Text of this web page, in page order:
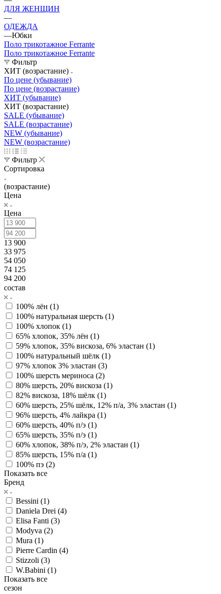
ДЛЯ ЖЕНЩИН
—
ОДЕЖДА
—Юбки
Поло трикотажное Ferrante
Поло трикотажное Ferrante
Фильтр
ХИТ (возрастание)
По цене (убывание)
По цене (возрастание)
ХИТ (убывание)
ХИТ (возрастание)
SALE (убывание)
SALE (возрастание)
NEW (убывание)
NEW (возрастание)
Фильтр
Сортировка
(возрастание)
Цена
Цена
13 900
33 975
54 050
74 125
94 200
состав
100% лён (1)
100% натуральная шерсть (1)
100% хлопок (1)
65% хлопок, 35% лён (1)
59% хлопок, 35% вискоза, 6% эластан (1)
100% натуральный шёлк (1)
97% хлопок 3% эластан (3)
100% шерсть мериноcа (2)
80% шерсть, 20% вискоза (1)
82% вискоза, 18% шёлк (1)
60% шерсть, 25% шёлк, 12% п/а, 3% эластан (1)
96% шерсть, 4% лайкра (1)
60% шерсть, 40% п/э (1)
65% шерсть, 35% п/э (1)
60% хлопок, 38% п/э, 2% эластан (1)
85% шерсть, 15% п/а (1)
100% пэ (2)
Показать все
Бренд
Bessini (1)
Daniela Drei (4)
Elisa Fanti (3)
Modyva (2)
Mura (1)
Pierre Cardin (4)
Stizzoli (3)
W.Babini (1)
Показать все
сезон